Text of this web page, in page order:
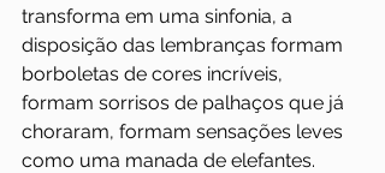
transforma em uma sinfonia, a
disposição das lembranças formam
borboletas de cores incríveis,
formam sorrisos de palhaços que já
choraram, formam sensações leves
como uma manada de elefantes.